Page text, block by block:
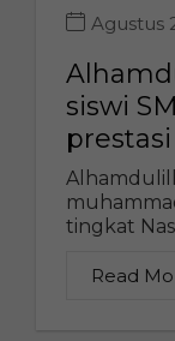
Agustus
siswi
tingkat
Read